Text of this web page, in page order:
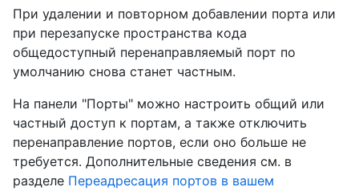
При удалении и повторном добавлении порта или
при перезапуске пространства кода
общедоступный перенаправляемый порт по
умолчанию снова станет частным.
На панели "Порты" можно настроить общий или
частный доступ к портам, а также отключить
перенаправление портов, если оно больше не
требуется. Дополнительные сведения см. в
разделе Переадресация портов в вашем